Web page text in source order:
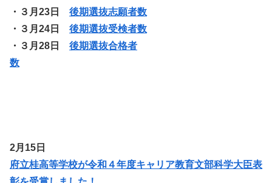
・３月23日 後期選抜志願者数
・３月24日 後期選抜受検者数
・３月28日 後期選抜合格者
数
2月15日
府立桂高等学校が令和４年度キャリア教育文部科学大臣表